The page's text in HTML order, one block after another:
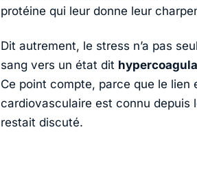
protéine qui leur donne leur
Dit autrement, le stress n’a pas
sang vers un état dit
Ce point compte, parce que le
cardiovasculaire est connu depuis
restait discuté.